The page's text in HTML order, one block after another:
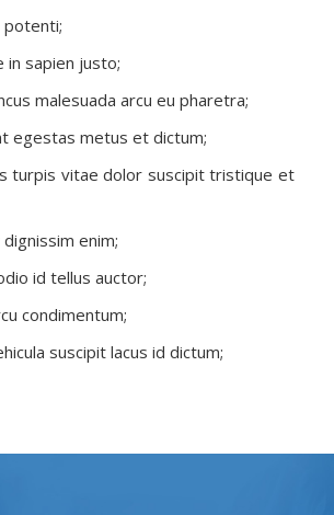
potenti;
in sapien justo;
malesuada arcu eu pharetra;
egestas metus et dictum;
turpis vitae dolor suscipit tristique et
enim;
id tellus auctor;
condimentum;
suscipit lacus id dictum;